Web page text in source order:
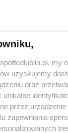
z treści
my
uzyskujemy
oraz
unikalne
przez
zapewniania